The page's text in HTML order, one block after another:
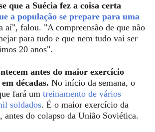
que a Suécia fez a coisa certa
a população se prepare para uma
aí", falou. "A compreensão de que não
para tudo e que nem tudo vai ser
20 anos".
antes do maior exercício
décadas. No início da semana, o
fará um treinamento de vários
soldados. É o maior exercício da
antes do colapso da União Soviética.